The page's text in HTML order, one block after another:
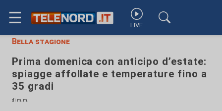
☰ LIVE
Bella stagione
Prima domenica con anticipo d’estate:
spiagge affollate e temperature fino a
35 gradi
di m.m.